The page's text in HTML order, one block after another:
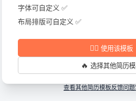
字体可自定义 ✅
布局排版可自定义 ✅
✍🏻 使用该模板
🔥 选择其他简历
查看其他简历模板反馈问题